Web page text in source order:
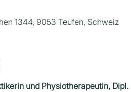
1344, 9053 Teufen, Schweiz
und Physiotherapeutin,